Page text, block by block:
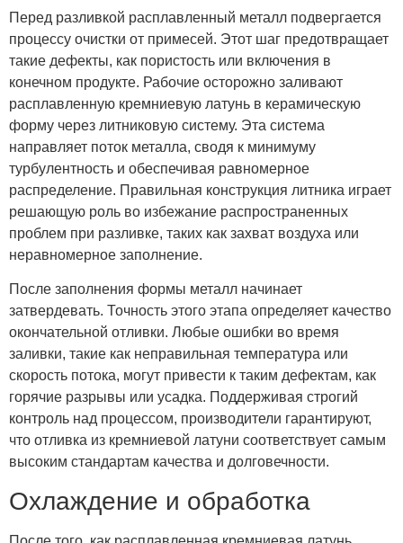
Перед разливкой расплавленный металл подвергается
процессу очистки от примесей. Этот шаг предотвращает
такие дефекты, как пористость или включения в
конечном продукте. Рабочие осторожно заливают
расплавленную кремниевую латунь в керамическую
форму через литниковую систему. Эта система
направляет поток металла, сводя к минимуму
турбулентность и обеспечивая равномерное
распределение. Правильная конструкция литника играет
решающую роль во избежание распространенных
проблем при разливке, таких как захват воздуха или
неравномерное заполнение.
После заполнения формы металл начинает
затвердевать. Точность этого этапа определяет качество
окончательной отливки. Любые ошибки во время
заливки, такие как неправильная температура или
скорость потока, могут привести к таким дефектам, как
горячие разрывы или усадка. Поддерживая строгий
контроль над процессом, производители гарантируют,
что отливка из кремниевой латуни соответствует самым
высоким стандартам качества и долговечности.
Охлаждение и обработка